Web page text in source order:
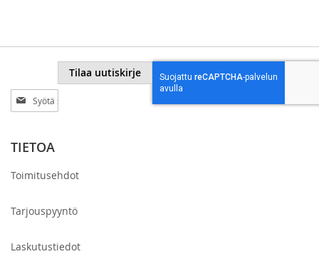
Tilaa
uutiskirjeemme:
Tilaa uutiskirje
TIETOA
Toimitusehdot
Tarjouspyyntö
Laskutustiedot